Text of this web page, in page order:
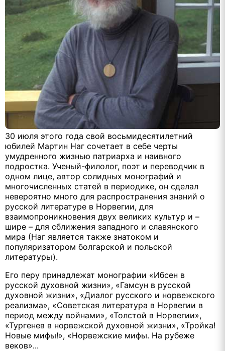
30 июля этого года свой восьмидесятилетний
юбилей Мартин Наг сочетает в себе черты
умудренного жизнью патриарха и наивного
подростка. Ученый-филолог, поэт и переводчик в
одном лице, автор солидных монографий и
многочисленных статей в периодике, он сделал
невероятно много для распространения знаний о
русской литературе в Норвегии, для
взаимопроникновения двух великих культур и –
шире – для сближения западного и славянского
мира (Наг является также знатоком и
популяризатором болгарской и польской
литературы).
Его перу принадлежат монографии «Ибсен в
русской духовной жизни», «Гамсун в русской
духовной жизни», «Диалог русского и норвежского
реализма», «Советская литература в Норвегии в
период между войнами», «Толстой в Норвегии»,
«Тургенев в норвежской духовной жизни», «Тройка!
Новые мифы!», «Норвежские мифы. На рубеже
веков»...